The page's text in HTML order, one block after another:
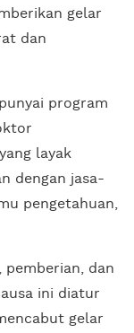
gelar
dan
program
layak
dengan jasa-
pengetahuan,
pemberian, dan
ini diatur
gelar